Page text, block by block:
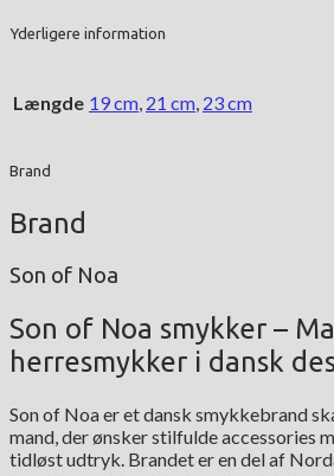
Yderligere information
Længde 19 cm, 21 cm, 23 cm
Brand
Brand
Son of Noa
Son of Noa smykker –
herresmykker i dansk
Son of Noa er et dansk smykkebrand
mand, der ønsker stilfulde accessories
tidløst udtryk. Brandet er en del af